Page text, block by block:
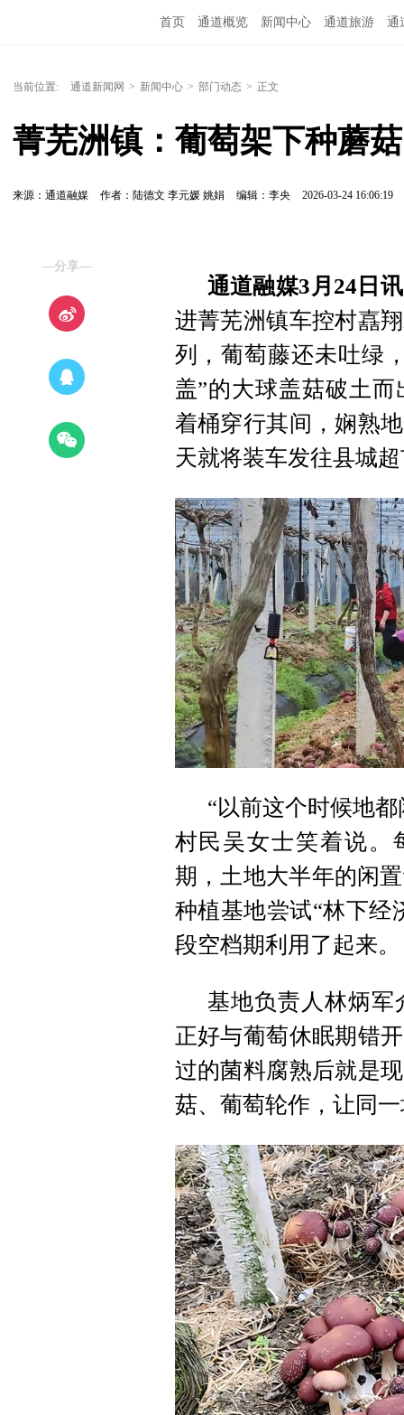
首页 通道概览 新闻中心 通道旅游 通
当前位置: 通道新闻网 > 新闻中心 > 部门动态 > 正文
菁芜洲镇：葡萄架下种蘑
来源：通道融媒 作者：陆德文 李元媛 姚娟 编辑：李央 2026-03-24 16:06:19
—分享—
通道融媒3月24日
进菁芜洲镇车控村嚞
列，葡萄藤还未吐绿
盖”的大球盖菇破土
着桶穿行其间，娴熟
天就将装车发往县城
“以前这个时候地
村民吴女士笑着说。
期，土地大半年的闲
种植基地尝试“林下经
段空档期利用了起来。
基地负责人林炳
正好与葡萄休眠期错
过的菌料腐熟后就是
菇、葡萄轮作，让同